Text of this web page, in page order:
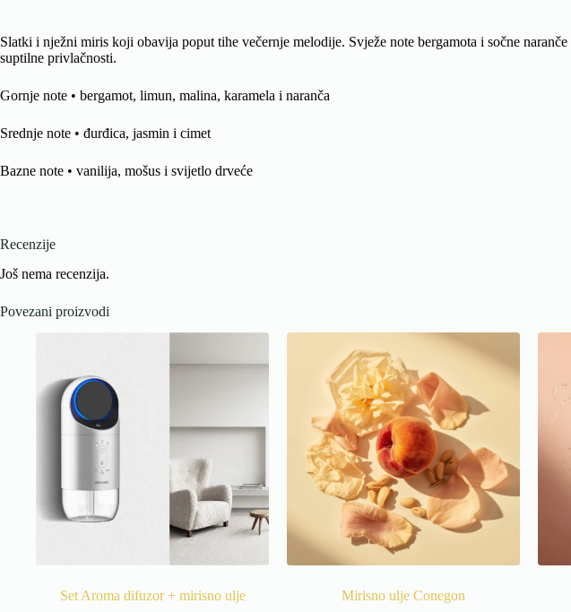
Slatki i nježni miris koji obavija poput tihe večernje melodije. Svježe note bergamota i sočne
suptilne privlačnosti.
Gornje note • bergamot, limun, malina, karamela i naranča
Srednje note • đurđica, jasmin i cimet
Bazne note • vanilija, mošus i svijetlo drveće
Recenzije
Još nema recenzija.
Povezani proizvodi
Set Aroma difuzor + mirisno ulje Mirisno ulje Conegon